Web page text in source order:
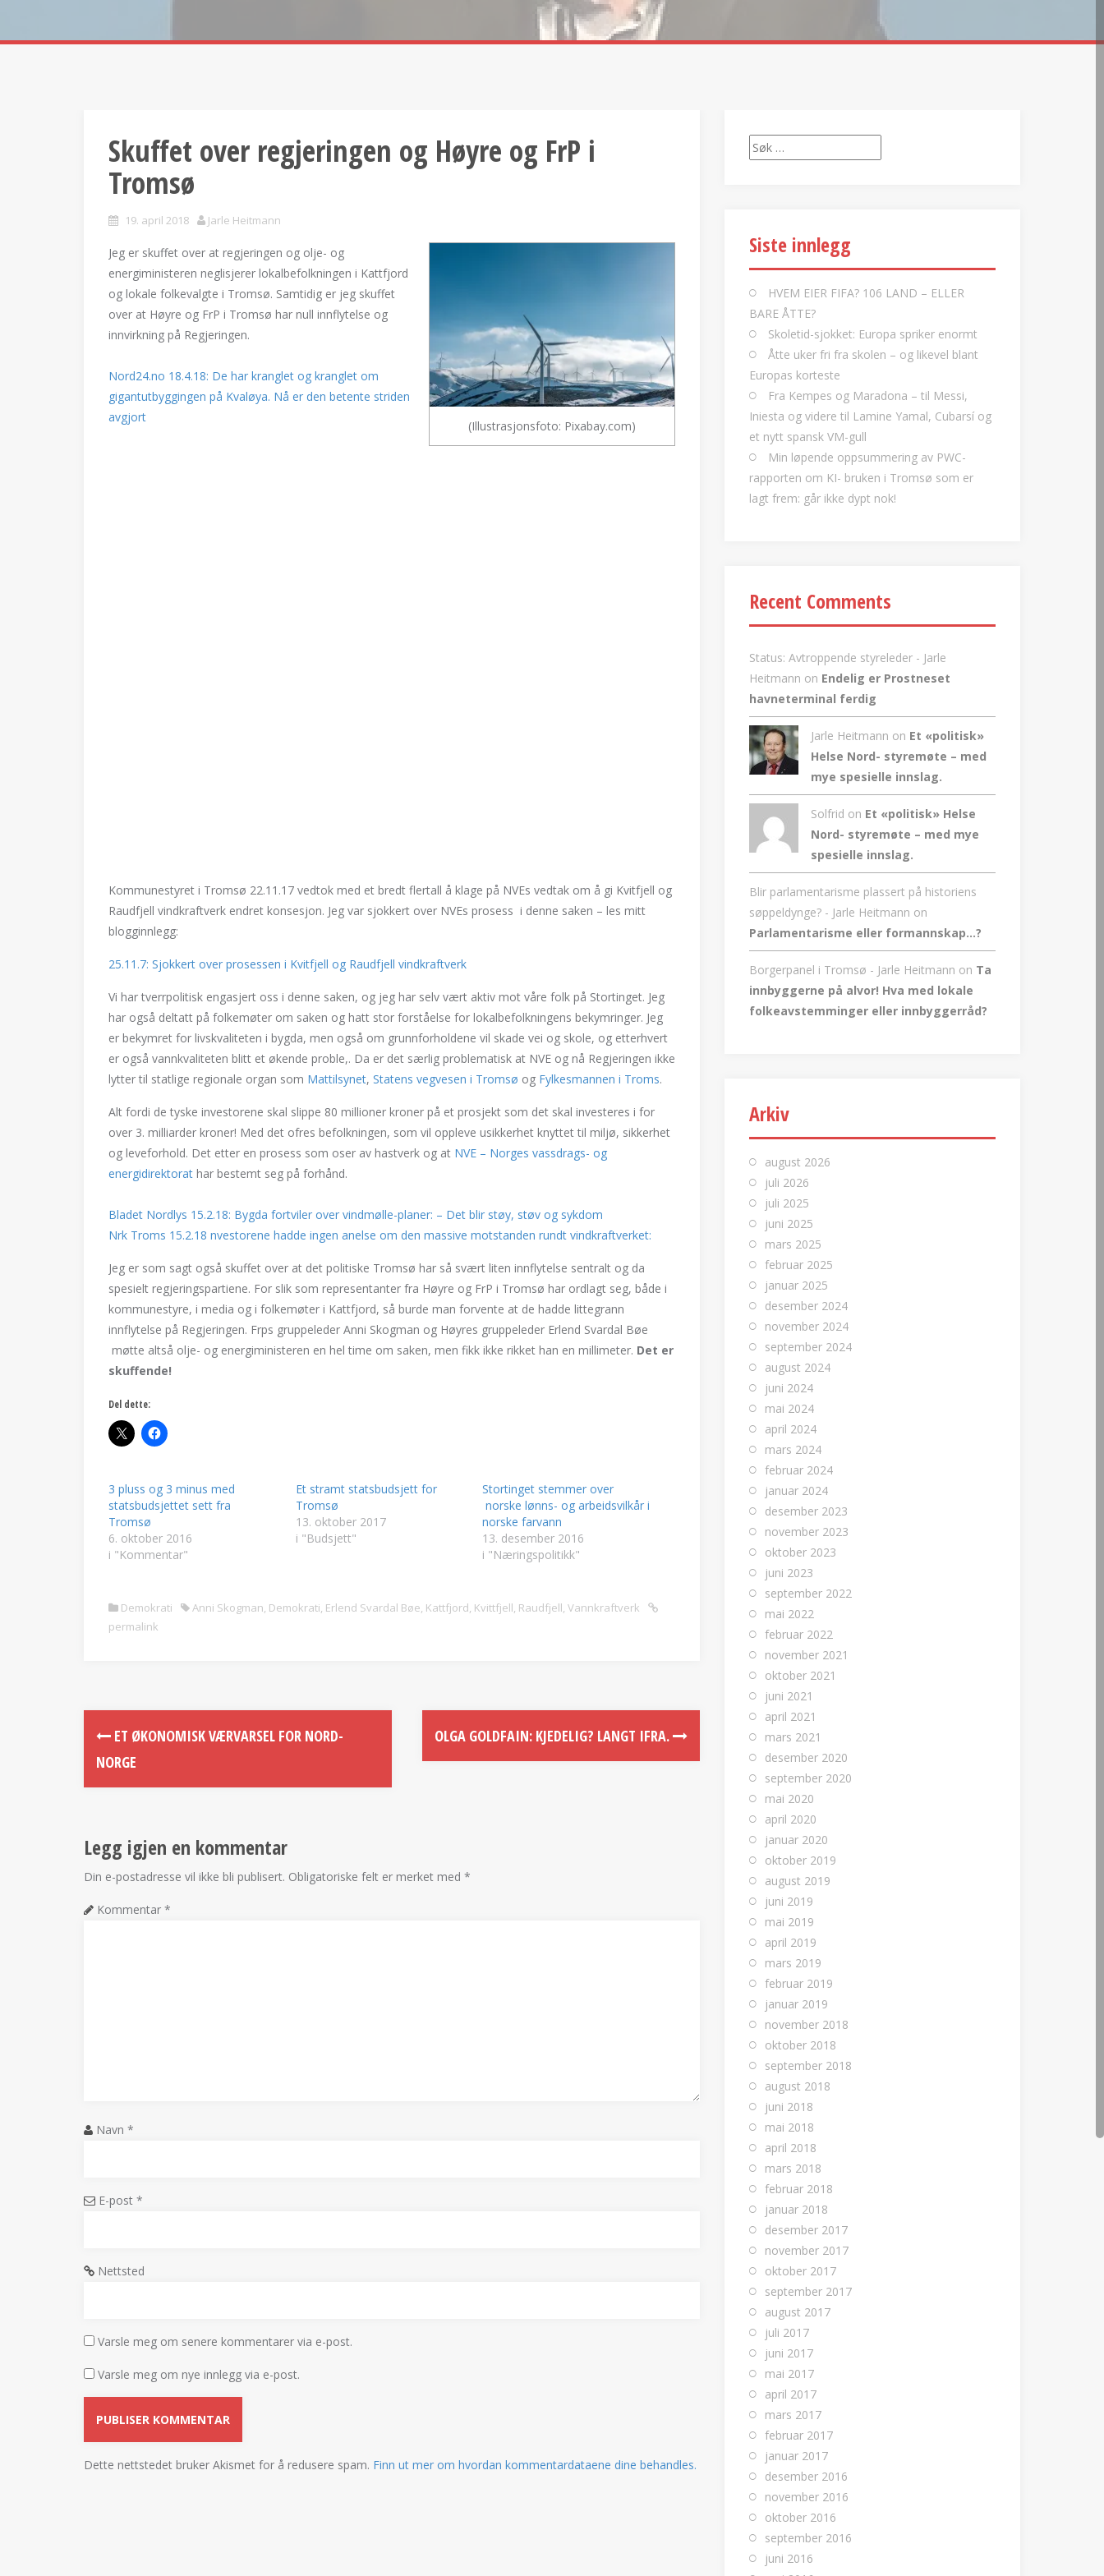
Skuffet over regjeringen og Høyre og FrP i
Tromsø
19. april 2018 Jarle Heitmann
(Illustrasjonsfoto: Pixabay.com)
Jeg er skuffet over at regjeringen og olje- og
energiministeren neglisjerer lokalbefolkningen i Kattfjord
og lokale folkevalgte i Tromsø. Samtidig er jeg skuffet
over at Høyre og FrP i Tromsø har null innflytelse og
innvirkning på Regjeringen.
Nord24.no 18.4.18: De har kranglet og kranglet om
gigantutbyggingen på Kvaløya. Nå er den betente striden
avgjort
Kommunestyret i Tromsø 22.11.17 vedtok med et bredt flertall å klage på NVEs vedtak om å gi Kvitfjell og
Raudfjell vindkraftverk endret konsesjon. Jeg var sjokkert over NVEs prosess i denne saken – les mitt
blogginnlegg:
25.11.7: Sjokkert over prosessen i Kvitfjell og Raudfjell vindkraftverk
Vi har tverrpolitisk engasjert oss i denne saken, og jeg har selv vært aktiv mot våre folk på Stortinget. Jeg
har også deltatt på folkemøter om saken og hatt stor forståelse for lokalbefolkningens bekymringer. Jeg
er bekymret for livskvaliteten i bygda, men også om grunnforholdene vil skade vei og skole, og etterhvert
er også vannkvaliteten blitt et økende proble,. Da er det særlig problematisk at NVE og nå Regjeringen ikke
lytter til statlige regionale organ som Mattilsynet, Statens vegvesen i Tromsø og Fylkesmannen i Troms.
Alt fordi de tyske investorene skal slippe 80 millioner kroner på et prosjekt som det skal investeres i for
over 3. milliarder kroner! Med det ofres befolkningen, som vil oppleve usikkerhet knyttet til miljø, sikkerhet
og leveforhold. Det etter en prosess som oser av hastverk og at NVE – Norges vassdrags- og
energidirektorat har bestemt seg på forhånd.
Bladet Nordlys 15.2.18: Bygda fortviler over vindmølle-planer: – Det blir støy, støv og sykdom
Nrk Troms 15.2.18 nvestorene hadde ingen anelse om den massive motstanden rundt vindkraftverket:
Jeg er som sagt også skuffet over at det politiske Tromsø har så svært liten innflytelse sentralt og da
spesielt regjeringspartiene. For slik som representanter fra Høyre og FrP i Tromsø har ordlagt seg, både i
kommunestyre, i media og i folkemøter i Kattfjord, så burde man forvente at de hadde littegrann
innflytelse på Regjeringen. Frps gruppeleder Anni Skogman og Høyres gruppeleder Erlend Svardal Bøe
møtte altså olje- og energiministeren en hel time om saken, men fikk ikke rikket han en millimeter. Det er
skuffende!
Del dette:
3 pluss og 3 minus med
statsbudsjettet sett fra
Tromsø
6. oktober 2016
i "Kommentar"
Et stramt statsbudsjett for
Tromsø
13. oktober 2017
i "Budsjett"
Stortinget stemmer over
norske lønns- og arbeidsvilkår i
norske farvann
13. desember 2016
i "Næringspolitikk"
Demokrati Anni Skogman, Demokrati, Erlend Svardal Bøe, Kattfjord, Kvittfjell, Raudfjell, Vannkraftverk
permalink
ET ØKONOMISK VÆRVARSEL FOR NORD-
NORGE
OLGA GOLDFAIN: KJEDELIG? LANGT IFRA.
Legg igjen en kommentar
Din e-postadresse vil ikke bli publisert. Obligatoriske felt er merket med *
Kommentar *
Navn *
E-post *
Nettsted
Varsle meg om senere kommentarer via e-post.
Varsle meg om nye innlegg via e-post.
Dette nettstedet bruker Akismet for å redusere spam. Finn ut mer om hvordan kommentardataene dine behandles.
Søk
etter:
Siste innlegg
HVEM EIER FIFA? 106 LAND – ELLER
BARE ÅTTE?
Skoletid-sjokket: Europa spriker enormt
Åtte uker fri fra skolen – og likevel blant
Europas korteste
Fra Kempes og Maradona – til Messi,
Iniesta og videre til Lamine Yamal, Cubarsí og
et nytt spansk VM-gull
Min løpende oppsummering av PWC-
rapporten om KI- bruken i Tromsø som er
lagt frem: går ikke dypt nok!
Recent Comments
Status: Avtroppende styreleder - Jarle
Heitmann on Endelig er Prostneset
havneterminal ferdig
Jarle Heitmann on Et «politisk»
Helse Nord- styremøte – med
mye spesielle innslag.
Solfrid on Et «politisk» Helse
Nord- styremøte – med mye
spesielle innslag.
Blir parlamentarisme plassert på historiens
søppeldynge? - Jarle Heitmann on
Parlamentarisme eller formannskap…?
Borgerpanel i Tromsø - Jarle Heitmann on Ta
innbyggerne på alvor! Hva med lokale
folkeavstemminger eller innbyggerråd?
Arkiv
august 2026
juli 2026
juli 2025
juni 2025
mars 2025
februar 2025
januar 2025
desember 2024
november 2024
september 2024
august 2024
juni 2024
mai 2024
april 2024
mars 2024
februar 2024
januar 2024
desember 2023
november 2023
oktober 2023
juni 2023
september 2022
mai 2022
februar 2022
november 2021
oktober 2021
juni 2021
april 2021
mars 2021
desember 2020
september 2020
mai 2020
april 2020
januar 2020
oktober 2019
august 2019
juni 2019
mai 2019
april 2019
mars 2019
februar 2019
januar 2019
november 2018
oktober 2018
september 2018
august 2018
juni 2018
mai 2018
april 2018
mars 2018
februar 2018
januar 2018
desember 2017
november 2017
oktober 2017
september 2017
august 2017
juli 2017
juni 2017
mai 2017
april 2017
mars 2017
februar 2017
januar 2017
desember 2016
november 2016
oktober 2016
september 2016
juni 2016